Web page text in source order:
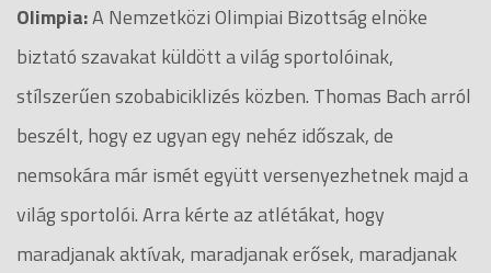
Olimpia:A Nemzetközi Olimpiai Bizottság elnöke
biztató szavakat küldött a világ sportolóinak,
stílszerűen szobabiciklizés közben. Thomas Bach arról
beszélt, hogy ez ugyan egy nehéz időszak, de
nemsokára már ismét együtt versenyezhetnek majd a
világ sportolói. Arra kérte az atlétákat, hogy
maradjanak aktívak, maradjanak erősek, maradjanak